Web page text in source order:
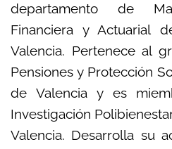
departamento de
Financiera y Actuarial
Valencia. Pertenece al
Pensiones y Protección
de Valencia y es
Investigación
Valencia. Desarrolla su